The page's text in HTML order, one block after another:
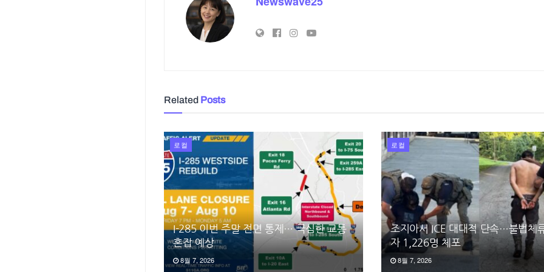
Related Posts
로컬
I-285 이번 주말 전면 통제… 극심한 교통
혼잡 예상
8월 7, 2026
로컬
조지아서 ICE 대대적 단속…불법체
자 1,226명 체포
8월 7, 2026